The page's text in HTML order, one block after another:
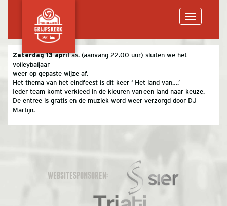
Zaterdag 13 aprilas. (aanvang 22.00 uur) sluiten we het
volleybaljaar
weer op gepaste wijze af.
Het thema van het eindfeest is dit keer ‘ Het land van….’
Ieder team komt verkleed in de kleuren van een land naar keuze.
De entree is gratis en de muziek word weer verzorgd door DJ
Martijn.
WEBSITESPONSOREN: